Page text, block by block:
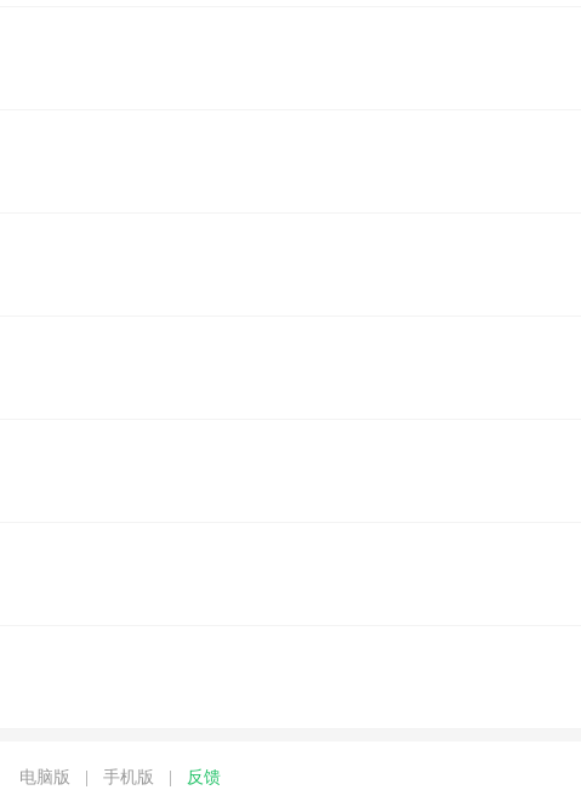
电脑版 手机版 反馈